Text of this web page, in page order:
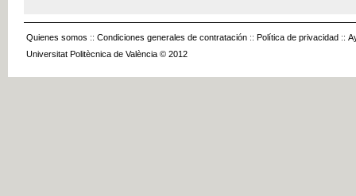
Quienes somos :: Condiciones generales de contratación :: Política de privacidad ::
Universitat Politècnica de València © 2012